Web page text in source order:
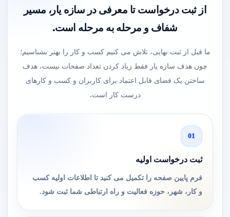
از ثبت درخواست تا معرفی در سازه یار، مسیر
شفاف و مرحله به مرحله است.
ما قبل از ثبت نهایی، تلاش می کنیم کسب و کار را بهتر بشناسیم؛
چون هدف سازه یار فقط زیاد کردن تعداد صفحات نیست، هدف
ساختن یک فضای قابل اعتماد برای کاربران و کسب و کارهای
درست کار است.
01
ثبت درخواست اولیه
فرم پایین صفحه را تکمیل می کنید تا اطلاعات اولیه کسب
و کار، شهر، حوزه فعالیت و راه ارتباطی شما ثبت شود.